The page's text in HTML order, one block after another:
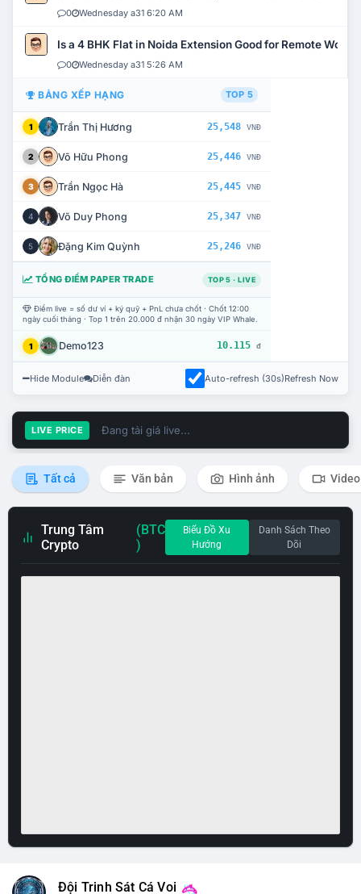
0 Wednesday a31 6:20 AM
Is a 4 BHK Flat in Noida Extension Good for Remote Work?
0 Wednesday a31 5:26 AM
BẢNG XẾP HẠNG TOP 5
1 Trần Thị Hương 25,548 VNĐ
2 Võ Hữu Phong 25,446 VNĐ
3 Trần Ngọc Hà 25,445 VNĐ
4 Võ Duy Phong 25,347 VNĐ
5 Đặng Kim Quỳnh 25,246 VNĐ
TỔNG ĐIỂM PAPER TRADE TOP 5 · LIVE
Điểm live = số dư ví + ký quỹ + PnL chưa chốt · Chốt 12:00
ngày cuối tháng · Top 1 trên 20.000 đ nhận 30 ngày VIP Whale.
1 Demo123 10.115 đ
Hide Module Diễn đàn Auto-refresh (30s)Refresh Now
LIVE PRICE Đang tải giá live...
Tất cả Văn bản Hình ảnh Video
Trung Tâm
Crypto
(BTC
)
Biểu Đồ Xu
Hướng
Danh Sách Theo
Dõi
Đội Trinh Sát Cá Voi